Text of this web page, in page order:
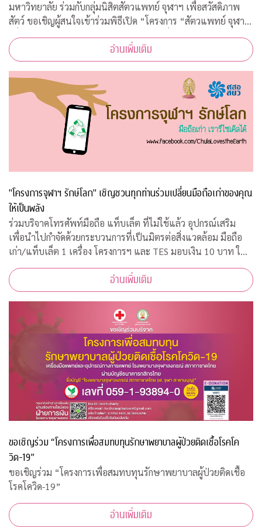
มหาวิทยาลัย ร่วมกับกลุ่มนิสิตสัตวแพทย์ จุฬาฯ เพื่อสวัสดิภาพ
สัตว์ ขอเชิญผู้สนใจเข้าร่วมพิธีเปิด “โครงการ “สัตวแพทย์ จุฬาฯ
เพื่อสวัสดิภาพสัตว์ในรั้วจุฬาฯ” ในวันพุธที่ 5 สิงหาคม 2563
เวลา 08.45 – 10.00 น. ณ ห้ออ่านเพิ่มเติม
"โครงการจุฬาฯ รักษ์โลก" เชิญชวนทุกท่านร่วมเปลี่ยนมือถือเก่าของคุณ
ให้เป็นพลัง
ร่วมบริจาคโทรศัพท์มือถือ แท็บเล็ต ที่ไม่ใช้แล้ว อุปกรณ์เสริม
เพื่อนำไปกำจัดด้วยกระบวนการที่เป็นมิตรต่อสิ่งแวดล้อม มือถือ
เก่า/แท็บเล็ต 1 เครื่อง โครงการฯ และ TES มอบเงิน 10 บาท ให้
กับ "กองทุนภูมิคุ้มกันบำบัดมะเร็งจุฬาฯ"
อ่านเพิ่มเติม
ขอเชิญร่วม “โครงการเพื่อสมทบทุนรักษาพยาบาลผู้ป่วยติดเชื้อโรคโค
วิด-19”
ขอเชิญร่วม “โครงการเพื่อสมทบทุนรักษาพยาบาลผู้ป่วยติดเชื้อ
โรคโควิด-19”
อ่านเพิ่มเติม